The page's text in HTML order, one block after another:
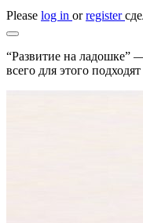
Please log in orregister
“Развитие на ладошке”
всего для этого